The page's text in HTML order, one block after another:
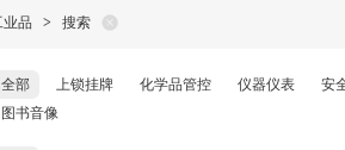
业品 > 搜索
全部 上锁挂牌 化学品管控 仪器仪表 安
图书音像